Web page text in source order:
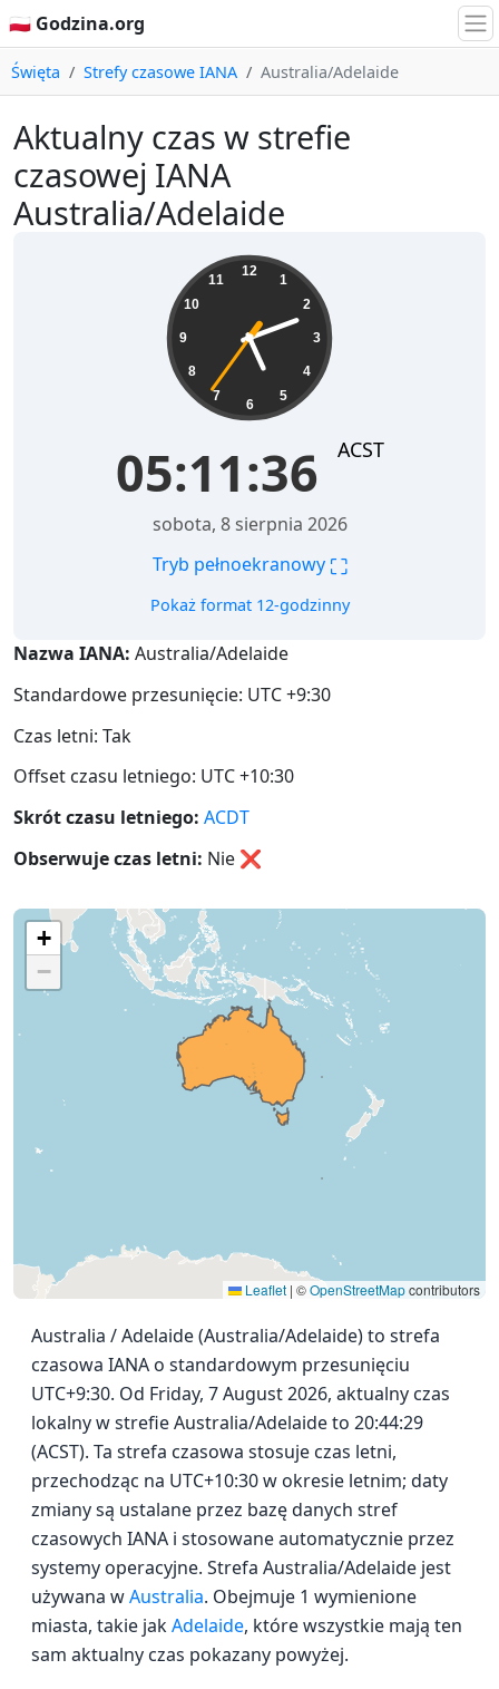
🇵🇱 Godzina.org
Święta Strefy czasowe IANA Australia/Adelaide
Aktualny czas w strefie
czasowej IANA
Australia/Adelaide
12
1
2
3
4
5
6
7
8
9
10
11
05:11:36 ACST
sobota, 8 sierpnia 2026
Tryb pełnoekranowy ⛶
Pokaż format 12-godzinny
Nazwa IANA: Australia/Adelaide
Standardowe przesunięcie: UTC +9:30
Czas letni: Tak
Offset czasu letniego: UTC +10:30
Skrót czasu letniego: ACDT
Obserwuje czas letni: Nie ❌
+
−
Leaflet | ©OpenStreetMapcontributors
Australia / Adelaide (Australia/Adelaide) to strefa
czasowa IANA o standardowym przesunięciu
UTC+9:30. Od Friday, 7 August 2026, aktualny czas
lokalny w strefie Australia/Adelaide to 20:44:29
(ACST). Ta strefa czasowa stosuje czas letni,
przechodząc na UTC+10:30 w okresie letnim; daty
zmiany są ustalane przez bazę danych stref
czasowych IANA i stosowane automatycznie przez
systemy operacyjne. Strefa Australia/Adelaide jest
używana wAustralia. Obejmuje 1 wymienione
miasta, takie jakAdelaide, które wszystkie mają ten
sam aktualny czas pokazany powyżej.